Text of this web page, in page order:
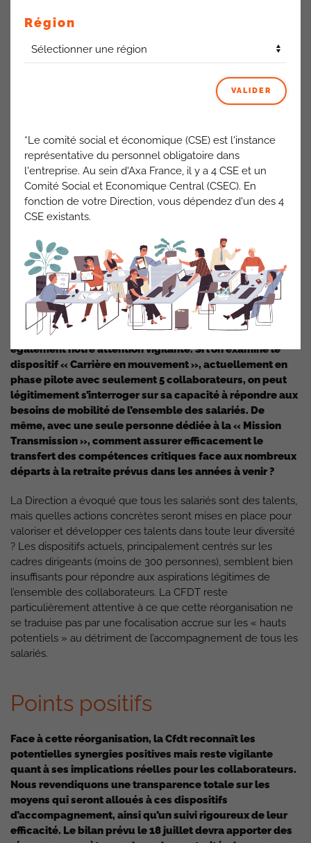
modifications subtiles mais significatives des pratiques
portée à ces collaborateurs, souvent en situation de
vulnérabilité professionnelle ? Si vous faites partie de
ces dispositifs, n’hésitez pas à venir nous voir et nous
raconter votre situation, si, d’autant plus, vous estimez
Troisièmement, le changement de nom de la direction,
présenté comme une simple formalité administrative,
représente en réalité un coût non négligeable en termes de
temps, de ressources et d’adaptation. Dans un contexte où
l’entreprise prône les économies et l’efficience, ces
priorités de la direction.
Quel impact
L’impact réel sur le quotidien des collaborateurs mérite
également notre attention vigilante. Si l’on examine le
dispositif « Carrière en mouvement », actuellement en
phase pilote avec seulement 5 collaborateurs, on peut
légitimement s’interroger sur sa capacité à répondre aux
besoins de mobilité de l’ensemble des salariés. De
même, avec une seule personne dédiée à la « Mission
Transmission », comment assurer efficacement le
transfert des compétences critiques face aux nombreux
départs à la retraite prévus dans les années à venir ?
La Direction a évoqué que tous les salariés sont des talents,
mais quelles actions concrètes seront mises en place pour
valoriser et développer ces talents dans toute leur diversité
? Les dispositifs actuels, principalement centrés sur les
cadres dirigeants (moins de 300 personnes), semblent bien
insuffisants pour répondre aux aspirations légitimes de
l’ensemble des collaborateurs. La CFDT reste
particulièrement attentive à ce que cette réorganisation ne
se traduise pas par une focalisation accrue sur les « hauts
potentiels » au détriment de l’accompagnement de tous les
salariés.
Points positifs
Face à cette réorganisation, la Cfdt reconnaît les
potentielles synergies positives mais reste vigilante
quant à ses implications réelles pour les collaborateurs.
Nous revendiquons une transparence totale sur les
moyens qui seront alloués à ces dispositifs
d’accompagnement, ainsi qu’un suivi rigoureux de leur
efficacité. Le bilan prévu le 18 juillet devra apporter des
Région
VALIDER
*Le comité social et économique (CSE) est l'instance
représentative du personnel obligatoire dans
l'entreprise. Au sein d'Axa France, il y a 4 CSE et un
Comité Social et Economique Central (CSEC). En
fonction de votre Direction, vous dépendez d'un des 4
CSE existants.